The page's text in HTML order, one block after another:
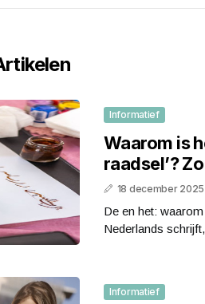
Informatief
Waarom is
raadsel’?
18 december 2025
De en het:
Nederlands
Informatief